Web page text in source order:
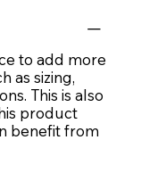
to add more
as sizing,
This is also
product
benefit from